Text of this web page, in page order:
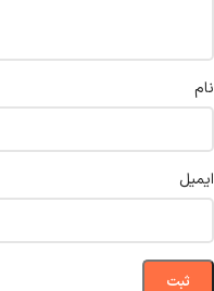
نام
ایمیل